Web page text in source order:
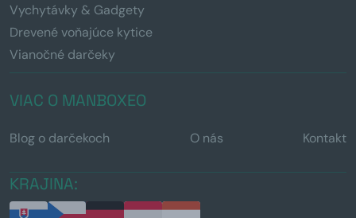
Vychytávky & Gadgety
Drevené voňajúce kytice
Vianočné darčeky
VIAC O MANBOXEO
Blog o darčekoch O nás Kontakt
KRAJINA: